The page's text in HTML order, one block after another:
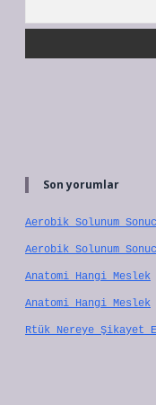
Son yorumlar
Aerobik Solunum
Aerobik Solunum
Anatomi Hangi Meslek
Anatomi Hangi Meslek
Rtük Nereye Şikayet